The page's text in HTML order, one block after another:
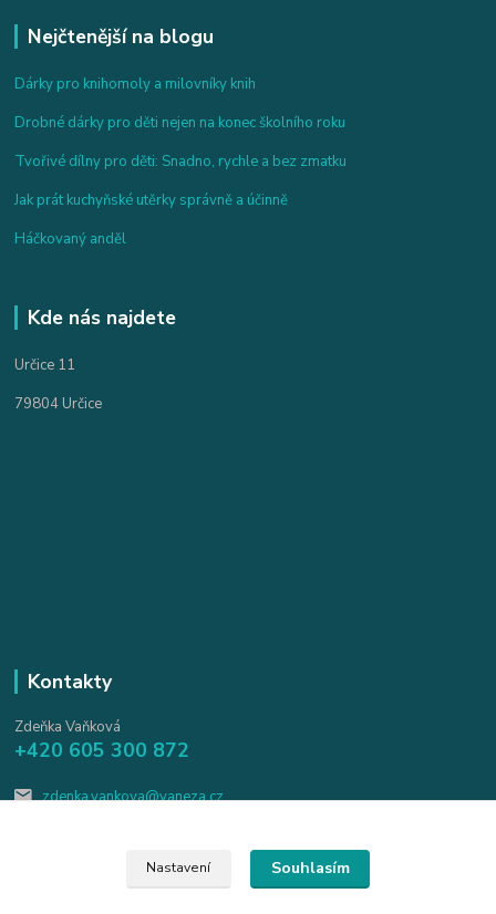
Nejčtenější na blogu
Dárky pro knihomoly a milovníky knih
Drobné dárky pro děti nejen na konec školního roku
Tvořivé dílny pro děti: Snadno, rychle a bez zmatku
Jak prát kuchyňské utěrky správně a účinně
Háčkovaný anděl
Kde nás najdete
Určice 11
79804 Určice
Kontakty
Zdeňka Vaňková
+420 605 300 872
zdenka.vankova@vaneza.cz
Nastavení Souhlasím